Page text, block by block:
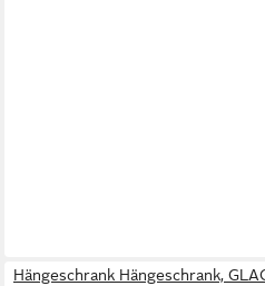
Hängeschrank Hängeschrank,